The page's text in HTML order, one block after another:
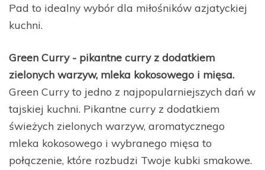
Pad to idealny wybór dla miłośników azjatyckiej
kuchni.
Green Curry - pikantne curry z dodatkiem
zielonych warzyw, mleka kokosowego i mięsa.
Green Curry to jedno z najpopularniejszych dań w
tajskiej kuchni. Pikantne curry z dodatkiem
świeżych zielonych warzyw, aromatycznego
mleka kokosowego i wybranego mięsa to
połączenie, które rozbudzi Twoje kubki smakowe.